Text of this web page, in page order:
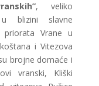
, veliko
blizini slavne
Vrane u
i Vitezova
brojne domaće i
vranski, Kliški